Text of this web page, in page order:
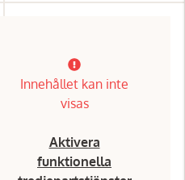
Innehållet kan inte
visas
Aktivera
funktionella